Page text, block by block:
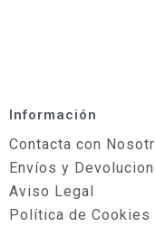
Información
Contacta con
Envíos y
Aviso Legal
Política de Cookies